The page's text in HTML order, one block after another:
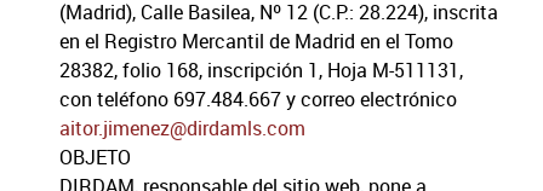
(Madrid), Calle Basilea, Nº 12 (C.P.: 28.224), inscrita
en el Registro Mercantil de Madrid en el Tomo
28382, folio 168, inscripción 1, Hoja M-511131,
con teléfono 697.484.667 y correo electrónico
aitor.jimenez@dirdamls.com
OBJETO